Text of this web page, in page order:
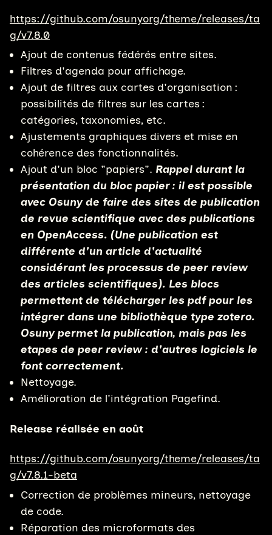
https://github.com/osunyorg/theme/releases/ta
g/v7.8.0
Ajout de contenus fédérés entre sites.
Filtres d'agenda pour affichage.
Ajout de filtres aux cartes d'organisation :
possibilités de filtres sur les cartes :
catégories, taxonomies, etc.
Ajustements graphiques divers et mise en
cohérence des fonctionnalités.
Ajout d'un bloc "papiers". Rappel durant la
présentation du bloc papier : il est possible
avec Osuny de faire des sites de publication
de revue scientifique avec des publications
en OpenAccess. (Une publication est
différente d'un article d'actualité
considérant les processus de peer review
des articles scientifiques). Les blocs
permettent de télécharger les pdf pour les
intégrer dans une bibliothèque type zotero.
Osuny permet la publication, mais pas les
etapes de peer review : d'autres logiciels le
font correctement.
Nettoyage.
Amélioration de l'intégration Pagefind.
Release réalisée en août
https://github.com/osunyorg/theme/releases/ta
g/v7.8.1-beta
Correction de problèmes mineurs, nettoyage
de code.
Réparation des microformats des